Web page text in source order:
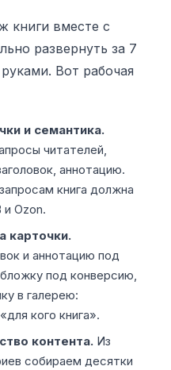
книги вместе с
развернуть за 7
Вот рабочая
и семантика.
читателей,
аннотацию.
книга должна
Ozon.
карточки.
и аннотацию под
под конверсию,
в галерею:
кого книга».
контента. Из
собираем десятки